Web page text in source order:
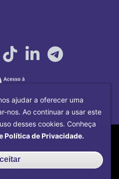
Universidade Federal
de Tecnologia da
com o CMS de
ajudar a oferecer uma
nos. Ao continuar a usar este
desses cookies. Conheça
Política de Privacidade.